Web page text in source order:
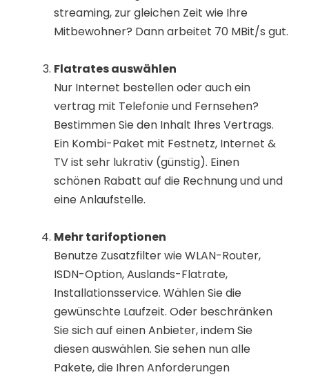
streaming, zur gleichen Zeit wie Ihre
Mitbewohner? Dann arbeitet 70 MBit/s gut.
Flatrates auswählen
Nur Internet bestellen oder auch ein
vertrag mit Telefonie und Fernsehen?
Bestimmen Sie den Inhalt Ihres Vertrags.
Ein Kombi-Paket mit Festnetz, Internet &
TV ist sehr lukrativ (günstig). Einen
schönen Rabatt auf die Rechnung und und
eine Anlaufstelle.
Mehr tarifoptionen
Benutze Zusatzfilter wie WLAN-Router,
ISDN-Option, Auslands-Flatrate,
Installationsservice. Wählen Sie die
gewünschte Laufzeit. Oder beschränken
Sie sich auf einen Anbieter, indem Sie
diesen auswählen. Sie sehen nun alle
Pakete, die Ihren Anforderungen